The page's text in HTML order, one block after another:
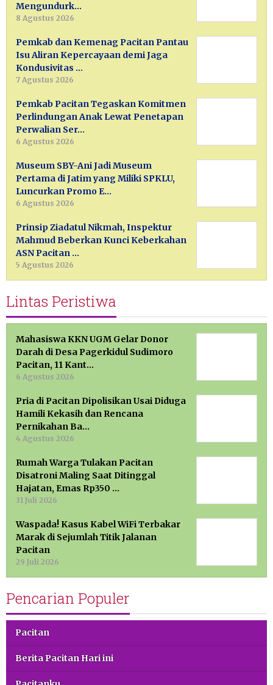
Mengundurk…
8 Agustus 2026
Pemkab dan Kemenag Pacitan Pantau
Isu Aliran Kepercayaan demi Jaga
Kondusivitas …
7 Agustus 2026
Pemkab Pacitan Tegaskan Komitmen
Perlindungan Anak Lewat Penetapan
Perwalian Ser…
6 Agustus 2026
Museum SBY-Ani Jadi Museum
Pertama di Jatim yang Miliki SPKLU,
Luncurkan Promo E…
6 Agustus 2026
Prinsip Ziadatul Nikmah, Inspektur
Mahmud Beberkan Kunci Keberkahan
ASN Pacitan …
5 Agustus 2026
Lintas Peristiwa
Mahasiswa KKN UGM Gelar Donor
Darah di Desa Pagerkidul Sudimoro
Pacitan, 11 Kant…
6 Agustus 2026
Pria di Pacitan Dipolisikan Usai Diduga
Hamili Kekasih dan Rencana
Pernikahan Ba…
4 Agustus 2026
Rumah Warga Tulakan Pacitan
Disatroni Maling Saat Ditinggal
Hajatan, Emas Rp350 …
31 Juli 2026
Waspada! Kasus Kabel WiFi Terbakar
Marak di Sejumlah Titik Jalanan
Pacitan
29 Juli 2026
Pencarian Populer
Pacitan
Berita Pacitan Hari ini